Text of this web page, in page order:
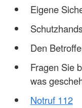
Eigene
Den
Fragen Sie
was
Notruf 112